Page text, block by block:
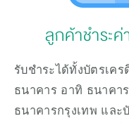
ลูกค้าชำระ
รับชำระได้ทั้งบัตรเค
ธนาคาร อาทิ ธนาคา
ธนาคารกรุงเทพ และ